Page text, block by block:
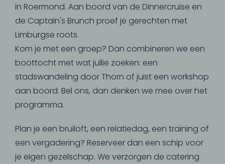
in Roermond. Aan boord van de Dinnercruise en
de Captain's Brunch proef je gerechten met
Limburgse roots.
Kom je met een groep? Dan combineren we een
boottocht met wat jullie zoeken: een
stadswandeling door Thorn of juist een workshop
aan boord. Bel ons, dan denken we mee over het
programma.
Plan je een bruiloft, een relatiedag, een training of
een vergadering? Reserveer dan een schip voor
je eigen gezelschap. We verzorgen de catering